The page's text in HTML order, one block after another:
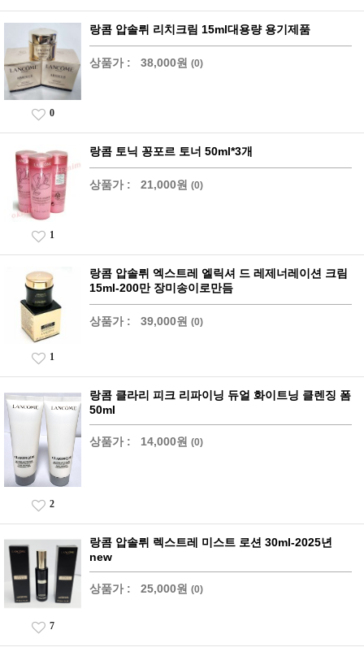
랑콤 압솔뤼 리치크림 15ml대용량 용기제품
상품가 : 38,000원 (0)
0
랑콤 토닉 꽁포르 토너 50ml*3개
상품가 : 21,000원 (0)
1
랑콤 압솔뤼 엑스트레 엘릭셔 드 레제너레이션 크림
15ml-200만 장미송이로만듬
상품가 : 39,000원 (0)
1
랑콤 클라리 피크 리파이닝 듀얼 화이트닝 클렌징 폼
50ml
상품가 : 14,000원 (0)
2
랑콤 압솔뤼 렉스트레 미스트 로션 30ml-2025년
new
상품가 : 25,000원 (0)
7